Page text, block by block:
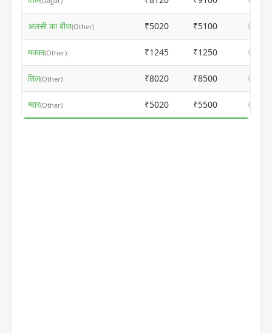
अलसी का बीज(Other) ₹5020 ₹5100 ⓘ
मक्का(Other) ₹1245 ₹1250 ⓘ
तिल(Other) ₹8020 ₹8500 ⓘ
ग्वार(Other) ₹5020 ₹5500 ⓘ